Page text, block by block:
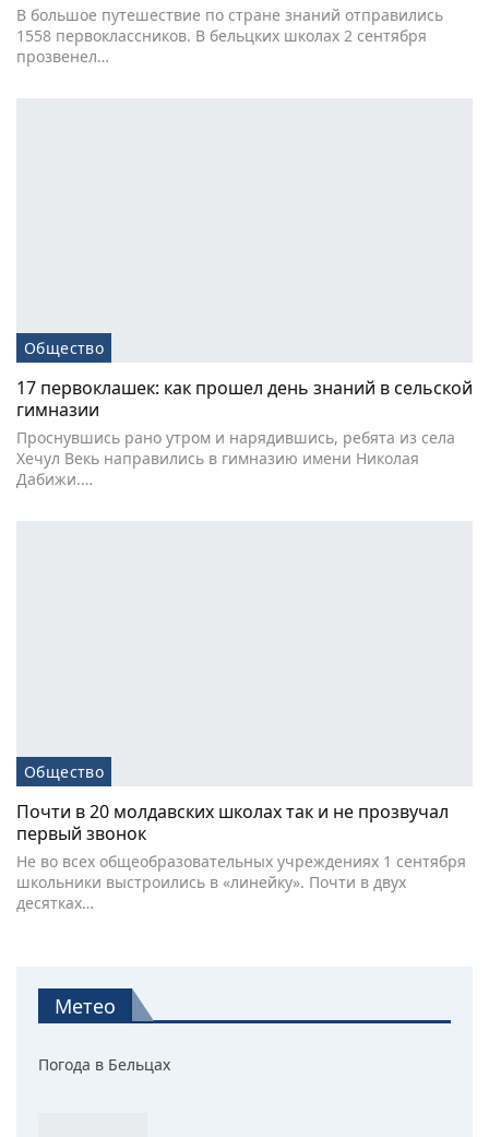
В большое путешествие по стране знаний отправились
1558 первоклассников. В бельцких школах 2 сентября
прозвенел…
Общество
17 первоклашек: как прошел день знаний в сельской
гимназии
Проснувшись рано утром и нарядившись, ребята из села
Хечул Векь направились в гимназию имени Николая
Дабижи.…
Общество
Почти в 20 молдавских школах так и не прозвучал
первый звонок
Не во всех общеобразовательных учреждениях 1 сентября
школьники выстроились в «линейку». Почти в двух
десятках…
Метео
Погода в Бельцах